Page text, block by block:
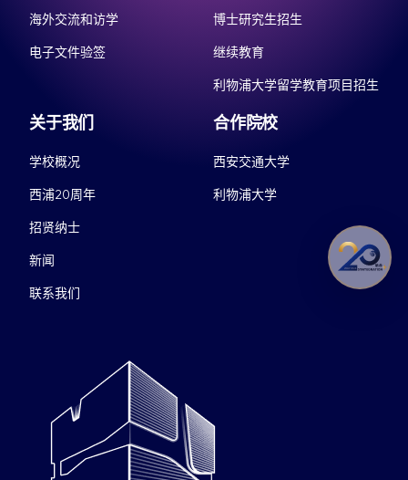
海外交流和访学
电子文件验签
博士研究生招生
继续教育
利物浦大学留学教育项目招生
关于我们
学校概况
西浦20周年
招贤纳士
新闻
联系我们
合作院校
西安交通大学
利物浦大学